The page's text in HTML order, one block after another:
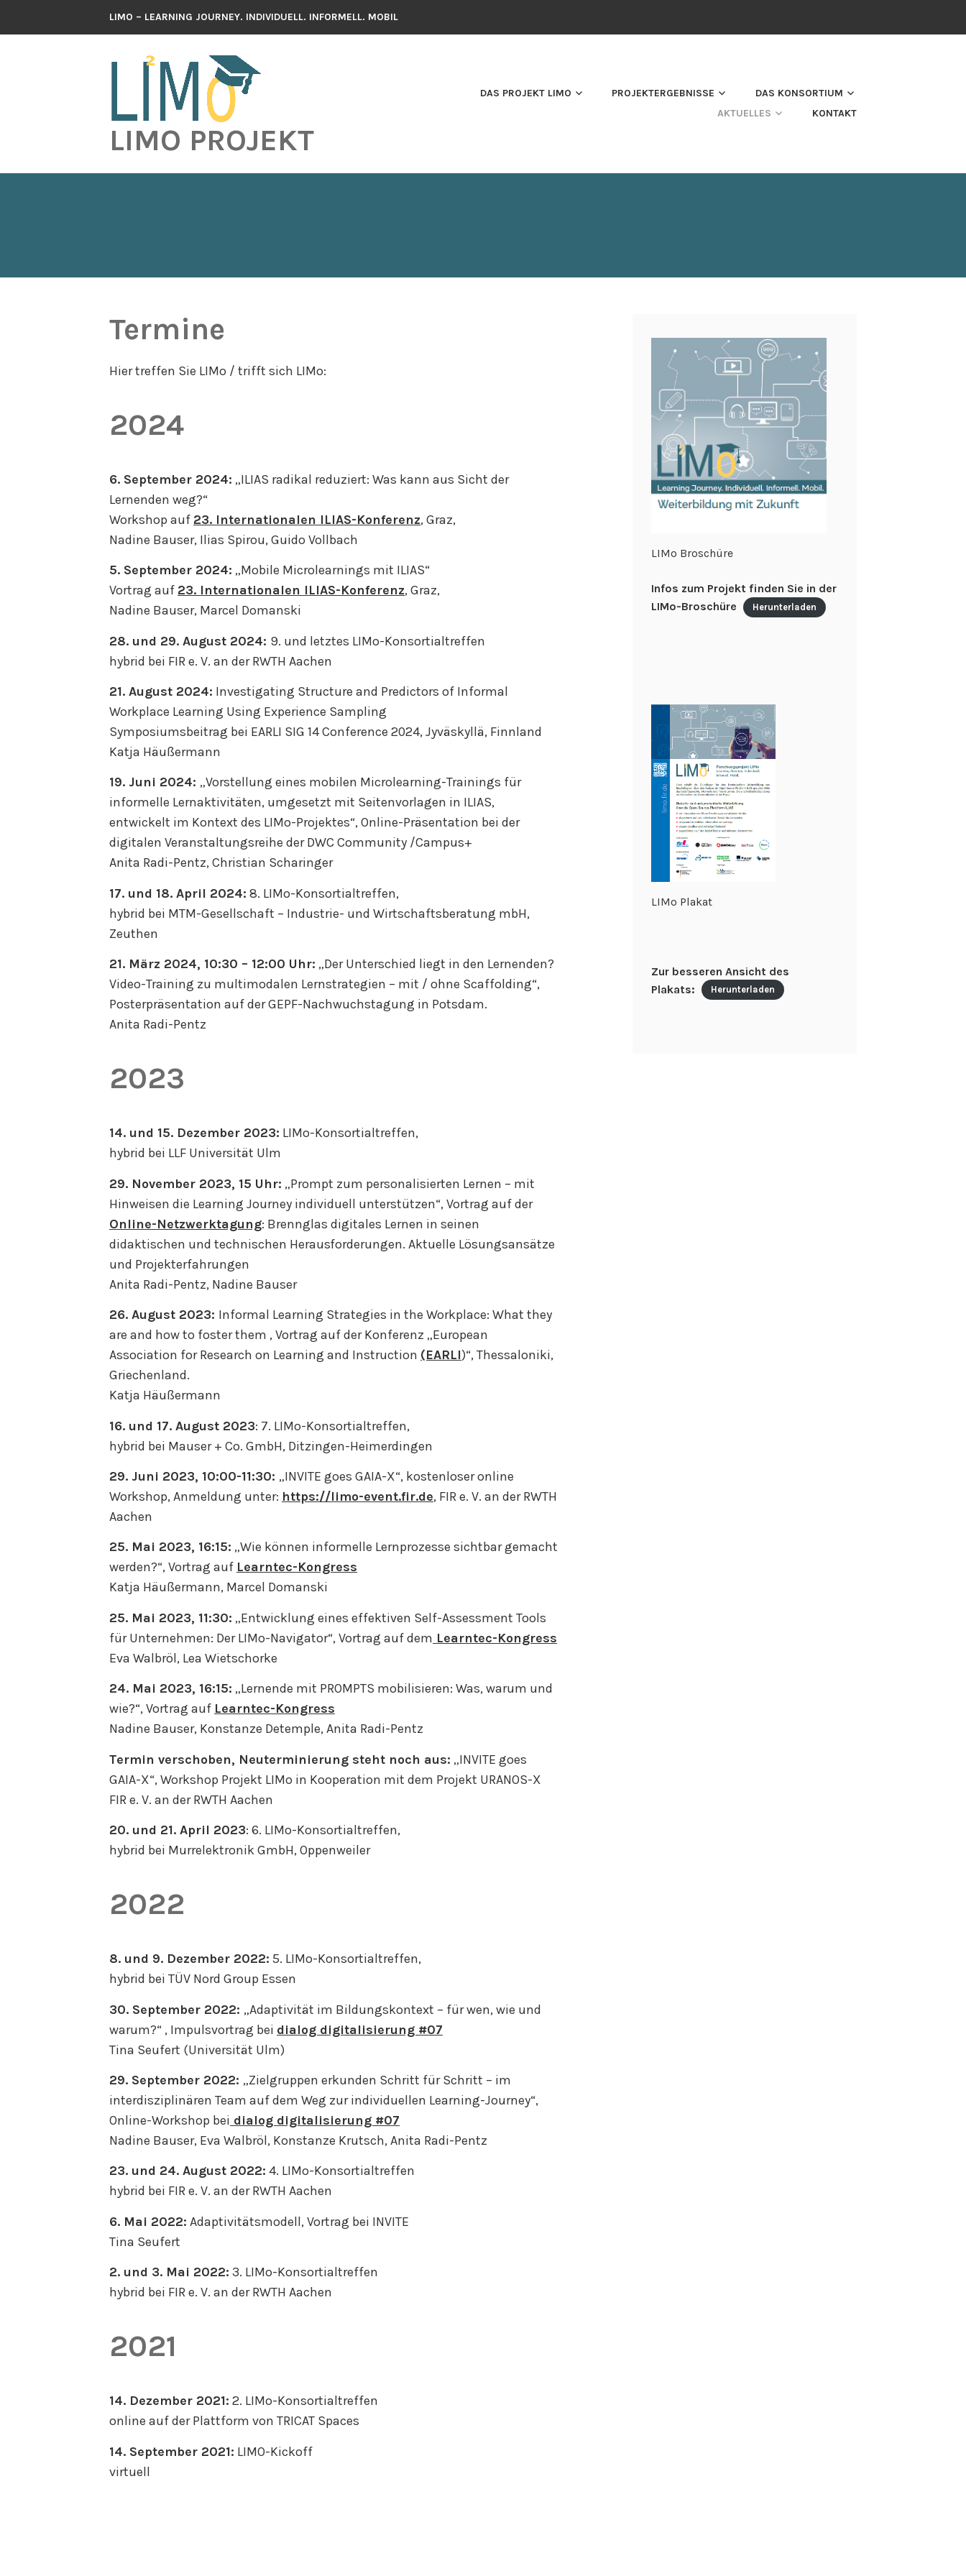
LIMO – LEARNING JOURNEY. INDIVIDUELL. INFORMELL. MOBIL
LIMO PROJEKT
DAS PROJEKT LIMO PROJEKTERGEBNISSE
DAS KONSORTIUM
AKTUELLES
KONTAKT
Termine
Hier treffen Sie LIMo / trifft sich LIMo:
2024
6. September 2024: „ILIAS radikal reduziert: Was kann aus Sicht der
Lernenden weg?“
Workshop auf 23. Internationalen ILIAS-Konferenz, Graz,
Nadine Bauser, Ilias Spirou, Guido Vollbach
5. September 2024: „Mobile Microlearnings mit ILIAS“
Vortrag auf 23. Internationalen ILIAS-Konferenz, Graz,
Nadine Bauser, Marcel Domanski
28. und 29. August 2024: 9. und letztes LIMo-Konsortialtreffen
hybrid bei FIR e. V. an der RWTH Aachen
21. August 2024: Investigating Structure and Predictors of Informal
Workplace Learning Using Experience Sampling
Symposiumsbeitrag bei EARLI SIG 14 Conference 2024, Jyväskyllä, Finnland
Katja Häußermann
19. Juni 2024: „Vorstellung eines mobilen Microlearning-Trainings für
informelle Lernaktivitäten, umgesetzt mit Seitenvorlagen in ILIAS,
entwickelt im Kontext des LIMo-Projektes“, Online-Präsentation bei der
digitalen Veranstaltungsreihe der DWC Community /Campus+
Anita Radi-Pentz, Christian Scharinger
17. und 18. April 2024: 8. LIMo-Konsortialtreffen,
hybrid bei MTM-Gesellschaft – Industrie- und Wirtschaftsberatung mbH,
Zeuthen
21. März 2024, 10:30 – 12:00 Uhr: „Der Unterschied liegt in den Lernenden?
Video-Training zu multimodalen Lernstrategien – mit / ohne Scaffolding“,
Posterpräsentation auf der GEPF-Nachwuchstagung in Potsdam.
Anita Radi-Pentz
2023
14. und 15. Dezember 2023: LIMo-Konsortialtreffen,
hybrid bei LLF Universität Ulm
29. November 2023, 15 Uhr: „Prompt zum personalisierten Lernen – mit
Hinweisen die Learning Journey individuell unterstützen“, Vortrag auf der
Online-Netzwerktagung: Brennglas digitales Lernen in seinen
didaktischen und technischen Herausforderungen. Aktuelle Lösungsansätze
und Projekterfahrungen
Anita Radi-Pentz, Nadine Bauser
26. August 2023: Informal Learning Strategies in the Workplace: What they
are and how to foster them , Vortrag auf der Konferenz „European
Association for Research on Learning and Instruction (EARLI)“, Thessaloniki,
Griechenland.
Katja Häußermann
16. und 17. August 2023: 7. LIMo-Konsortialtreffen,
hybrid bei Mauser + Co. GmbH, Ditzingen-Heimerdingen
29. Juni 2023, 10:00-11:30: „INVITE goes GAIA-X“, kostenloser online
Workshop, Anmeldung unter: https://limo-event.fir.de, FIR e. V. an der RWTH
Aachen
25. Mai 2023, 16:15: „Wie können informelle Lernprozesse sichtbar gemacht
werden?“, Vortrag auf Learntec-Kongress
Katja Häußermann, Marcel Domanski
25. Mai 2023, 11:30: „Entwicklung eines effektiven Self-Assessment Tools
für Unternehmen: Der LIMo-Navigator“, Vortrag auf dem Learntec-Kongress
Eva Walbröl, Lea Wietschorke
24. Mai 2023, 16:15: „Lernende mit PROMPTS mobilisieren: Was, warum und
wie?“, Vortrag auf Learntec-Kongress
Nadine Bauser, Konstanze Detemple, Anita Radi-Pentz
Termin verschoben, Neuterminierung steht noch aus: „INVITE goes
GAIA-X“, Workshop Projekt LIMo in Kooperation mit dem Projekt URANOS-X
FIR e. V. an der RWTH Aachen
20. und 21. April 2023: 6. LIMo-Konsortialtreffen,
hybrid bei Murrelektronik GmbH, Oppenweiler
2022
8. und 9. Dezember 2022: 5. LIMo-Konsortialtreffen,
hybrid bei TÜV Nord Group Essen
30. September 2022: „Adaptivität im Bildungskontext – für wen, wie und
warum?“ , Impulsvortrag bei dialog digitalisierung #07
Tina Seufert (Universität Ulm)
29. September 2022: „Zielgruppen erkunden Schritt für Schritt – im
interdisziplinären Team auf dem Weg zur individuellen Learning-Journey“,
Online-Workshop bei dialog digitalisierung #07
Nadine Bauser, Eva Walbröl, Konstanze Krutsch, Anita Radi-Pentz
23. und 24. August 2022: 4. LIMo-Konsortialtreffen
hybrid bei FIR e. V. an der RWTH Aachen
6. Mai 2022: Adaptivitätsmodell, Vortrag bei INVITE
Tina Seufert
2. und 3. Mai 2022: 3. LIMo-Konsortialtreffen
hybrid bei FIR e. V. an der RWTH Aachen
2021
14. Dezember 2021: 2. LIMo-Konsortialtreffen
online auf der Plattform von TRICAT Spaces
14. September 2021: LIMO-Kickoff
virtuell
LIMo Broschüre
Infos zum Projekt finden Sie in der
LIMo-Broschüre
Herunterladen
LIMo Plakat
Zur besseren Ansicht des
Plakats:
Herunterladen